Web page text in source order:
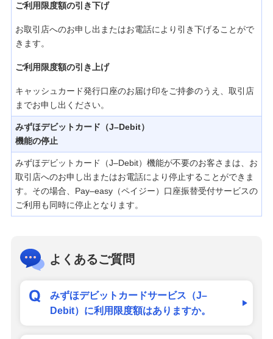
ご利用限度額の引き下げ
お取引店へのお申し出またはお電話により引き下げることがで
きます。
ご利用限度額の引き上げ
キャッシュカード発行口座のお届け印をご持参のうえ、取引店
までお申し出ください。
みずほデビットカード（J–Debit）
機能の停止
みずほデビットカード（J–Debit）機能が不要のお客さまは、お
取引店へのお申し出またはお電話により停止することができま
す。その場合、Pay–easy（ペイジー）口座振替受付サービスの
ご利用も同時に停止となります。
よくあるご質問
みずほデビットカードサービス（J–
Debit）に利用限度額はありますか。